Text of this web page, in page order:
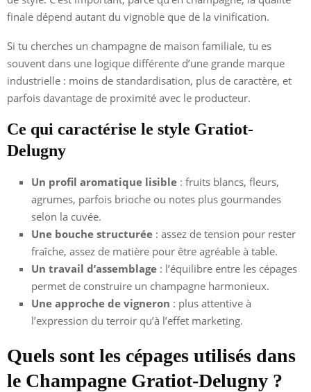
finale dépend autant du vignoble que de la vinification.
Si tu cherches un champagne de maison familiale, tu es
souvent dans une logique différente d’une grande marque
industrielle : moins de standardisation, plus de caractère, et
parfois davantage de proximité avec le producteur.
Ce qui caractérise le style Gratiot-
Delugny
Un profil aromatique lisible : fruits blancs, fleurs,
agrumes, parfois brioche ou notes plus gourmandes
selon la cuvée.
Une bouche structurée : assez de tension pour rester
fraîche, assez de matière pour être agréable à table.
Un travail d’assemblage : l’équilibre entre les cépages
permet de construire un champagne harmonieux.
Une approche de vigneron : plus attentive à
l’expression du terroir qu’à l’effet marketing.
Quels sont les cépages utilisés dans
le Champagne Gratiot-Delugny ?